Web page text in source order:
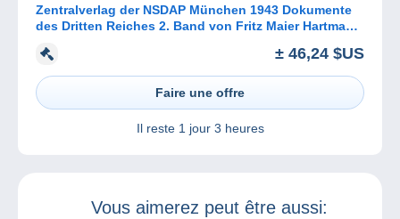
Zentralverlag der NSDAP München 1943 Dokumente
des Dritten Reiches 2. Band von Fritz Maier Hartmann
± 46,24 $US
Faire une offre
Il reste 1 jour 3 heures
Vous aimerez peut être aussi: